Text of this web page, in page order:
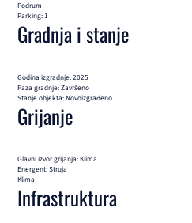
Podrum
Parking: 1
Gradnja i stanje
Godina izgradnje: 2025
Faza gradnje: Završeno
Stanje objekta: Novoizgrađeno
Grijanje
Glavni izvor grijanja: Klima
Energent: Struja
Klima
Infrastruktura